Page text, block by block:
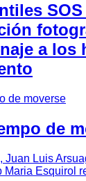
a los
de